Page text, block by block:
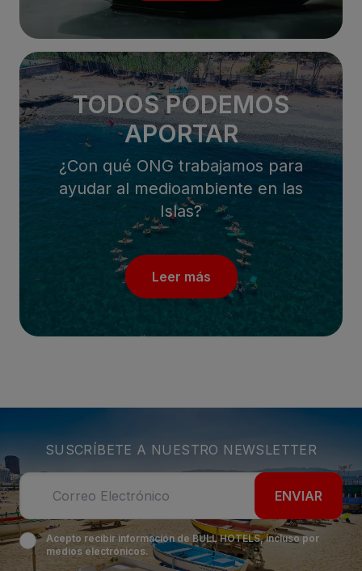
TODOS PODEMOS
APORTAR
¿Con qué ONG trabajamos para
ayudar al medioambiente en las
Islas?
Leer más
SUSCRÍBETE A NUESTRO NEWSLETTER
ENVIAR
Acepto recibir información de BULL HOTELS, incluso por
medios electrónicos.